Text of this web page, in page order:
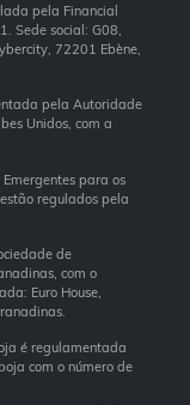
pela Financial
Sede social: G08,
72201 Ebène,
pela Autoridade
Unidos, com a
para os
regulados pela
de
com o
Euro House,
é regulamentada
com o número de